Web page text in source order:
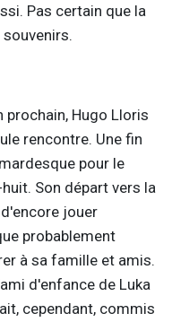
Pas certain que la
prochain, Hugo Lloris
rencontre. Une fin
pour le
Son départ vers la
jouer
probablement
à sa famille et amis.
d'enfance de Luka
cependant, commis